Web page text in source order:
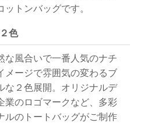
トンバッグです。
色
な風合いで一番人気のナチ
メージで雰囲気の変わるブ
な２色展開。オリジナルデ
業のロゴマークなど、多彩
ルのトートバッグがご制作